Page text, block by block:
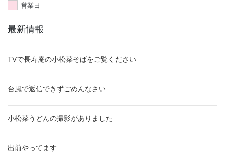
営業日
最新情報
TVで長寿庵の小松菜そばをご覧ください
台風で返信できずごめんなさい
小松菜うどんの撮影がありました
出前やってます